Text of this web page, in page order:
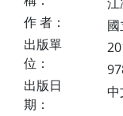
作 者：
出版單
位：
出版日
期：
江
中